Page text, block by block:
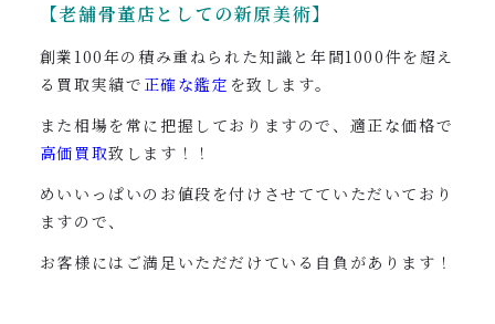
【老舗骨董店としての新原美術】
創業100年の積み重ねられた知識と年間1000件を超え
る買取実績で 正確な鑑定 を致します。
また相場を常に把握しておりますので、適正な価格で
高価買取致します！！
めいいっぱいのお値段を付けさせてていただいており
ますので、
お客様にはご満足いただだけている自負があります！